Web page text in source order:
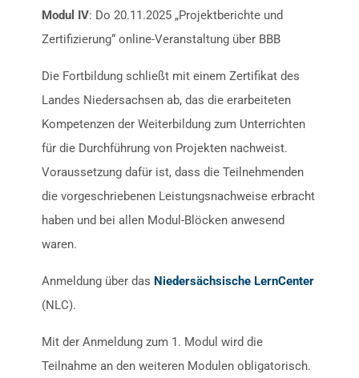
Modul IV: Do 20.11.2025 „Projektberichte und
Zertifizierung“ online-Veranstaltung über BBB
Die Fortbildung schließt mit einem Zertifikat des
Landes Niedersachsen ab, das die erarbeiteten
Kompetenzen der Weiterbildung zum Unterrichten
für die Durchführung von Projekten nachweist.
Voraussetzung dafür ist, dass die Teilnehmenden
die vorgeschriebenen Leistungsnachweise erbracht
haben und bei allen Modul-Blöcken anwesend
waren.
Anmeldung über das Niedersächsische LernCenter
(NLC).
Mit der Anmeldung zum 1. Modul wird die
Teilnahme an den weiteren Modulen obligatorisch.